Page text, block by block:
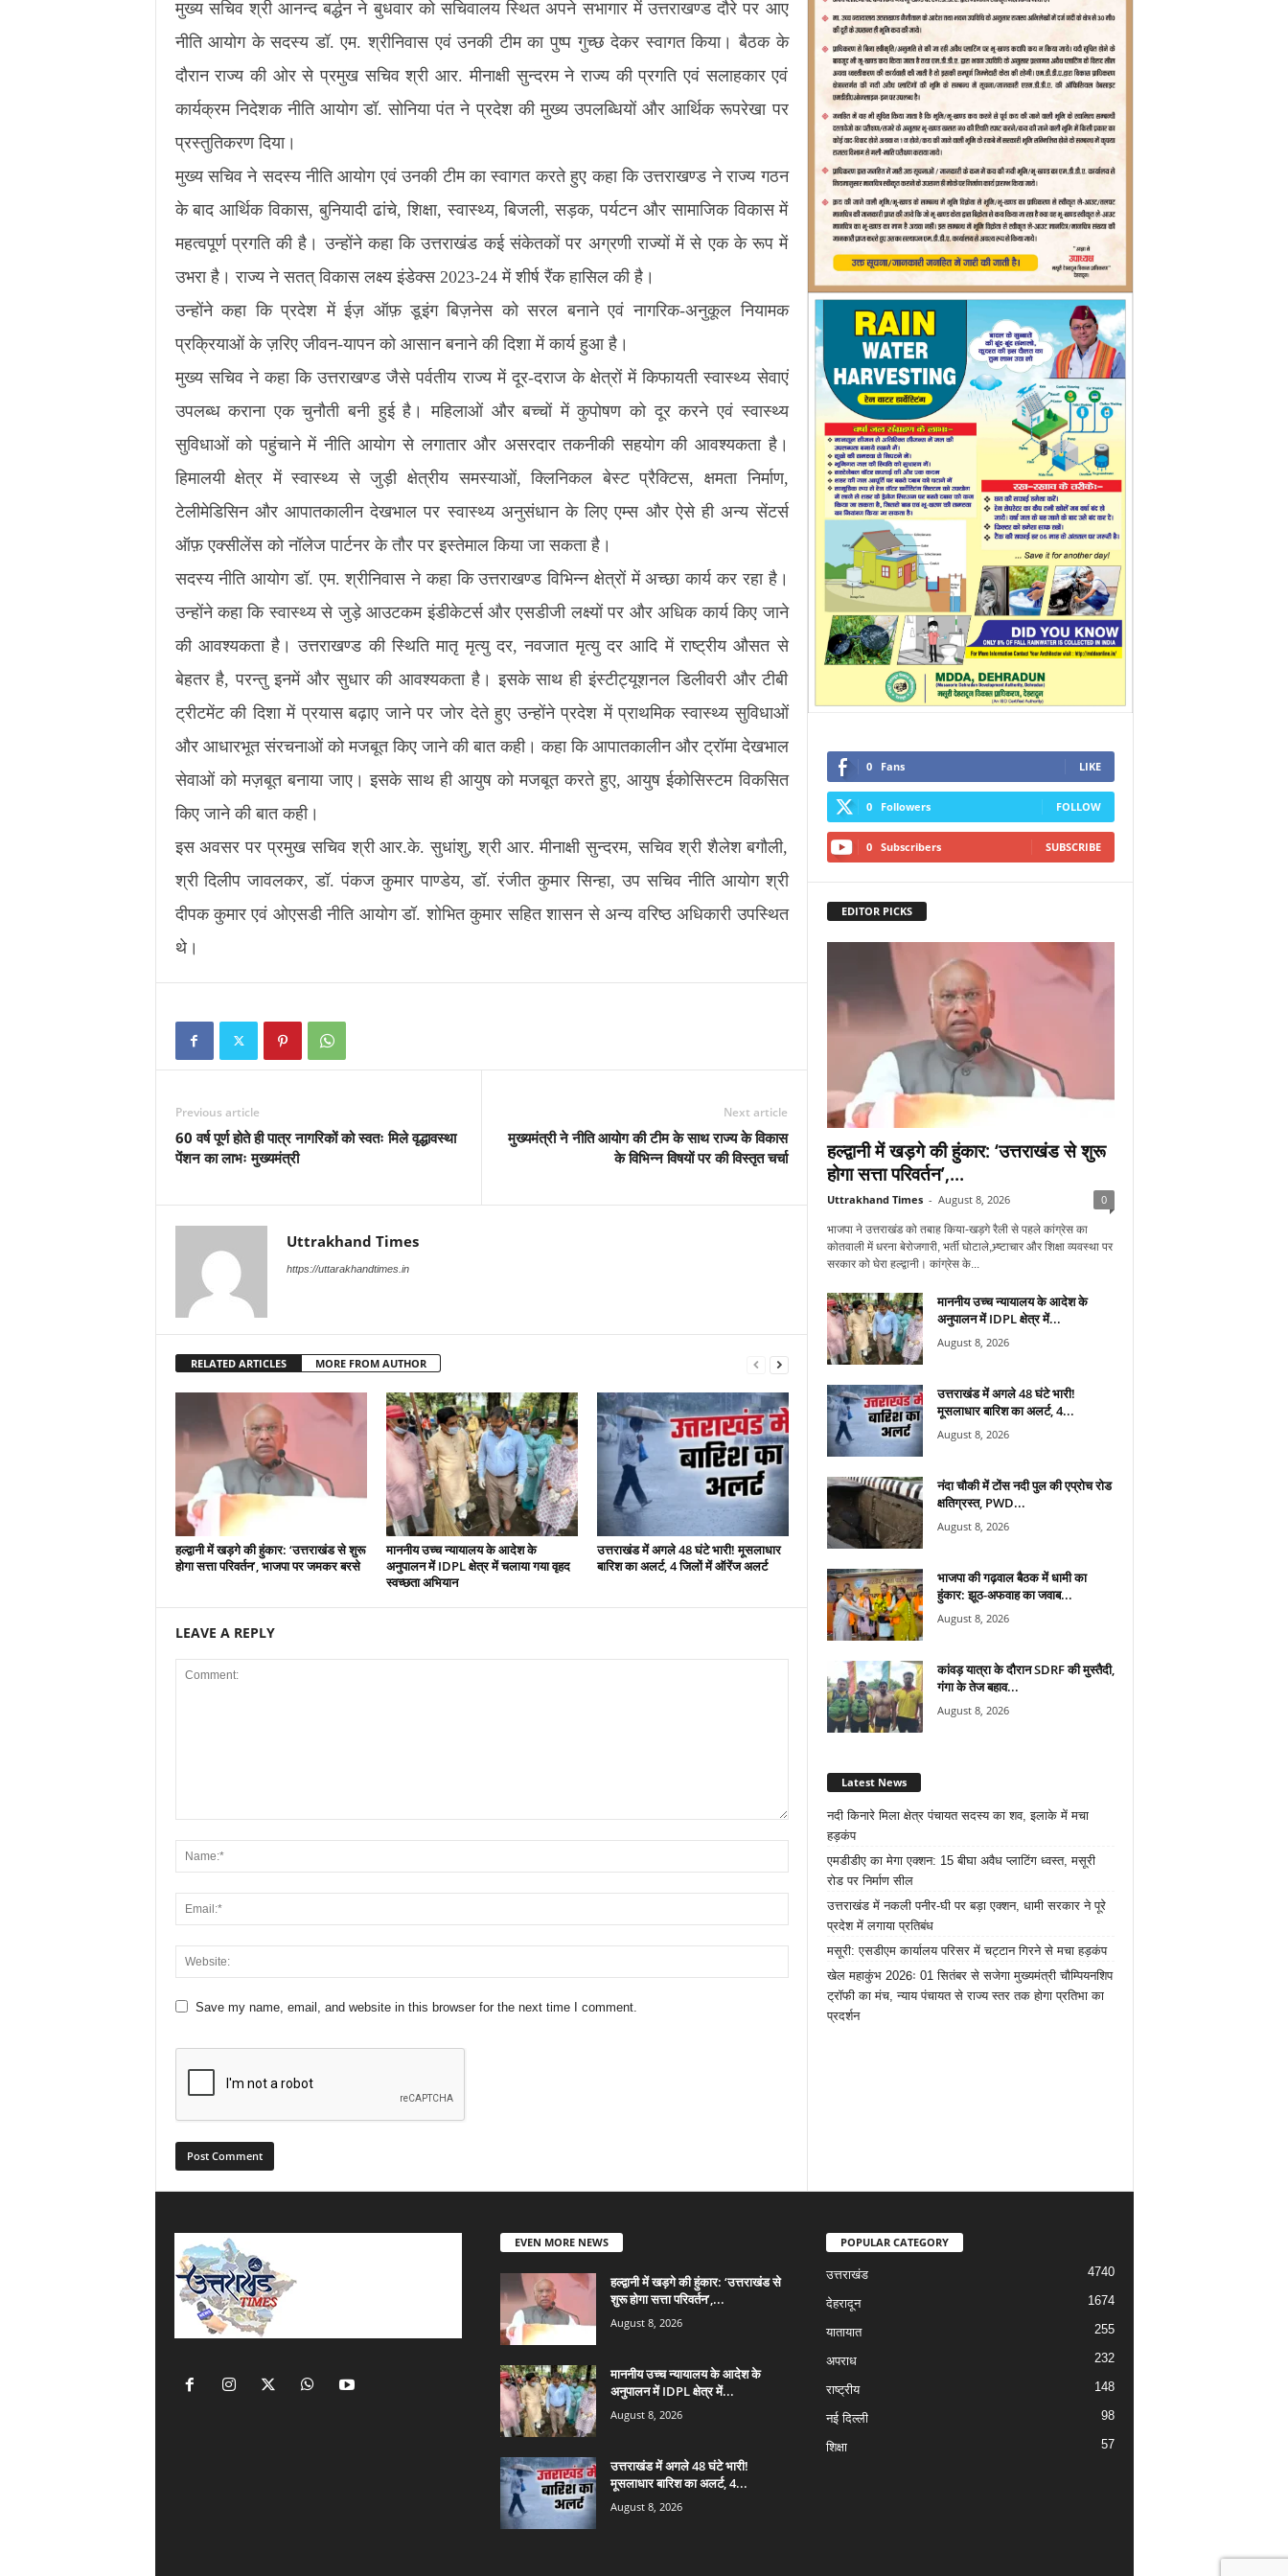
मुख्य सचिव श्री आनन्द बर्द्धन ने बुधवार को सचिवालय स्थित अपने सभागार में उत्तराखण्ड दौरे पर आए
नीति आयोग के सदस्य डॉ. एम. श्रीनिवास एवं उनकी टीम का पुष्प गुच्छ देकर स्वागत किया। बैठक के
दौरान राज्य की ओर से प्रमुख सचिव श्री आर. मीनाक्षी सुन्दरम ने राज्य की प्रगति एवं सलाहकार एवं
कार्यक्रम निदेशक नीति आयोग डॉ. सोनिया पंत ने प्रदेश की मुख्य उपलब्धियों और आर्थिक रूपरेखा पर
प्रस्तुतिकरण दिया।
मुख्य सचिव ने सदस्य नीति आयोग एवं उनकी टीम का स्वागत करते हुए कहा कि उत्तराखण्ड ने राज्य गठन
के बाद आर्थिक विकास, बुनियादी ढांचे, शिक्षा, स्वास्थ्य, बिजली, सड़क, पर्यटन और सामाजिक विकास में
महत्वपूर्ण प्रगति की है। उन्होंने कहा कि उत्तराखंड कई संकेतकों पर अग्रणी राज्यों में से एक के रूप में
उभरा है। राज्य ने सतत् विकास लक्ष्य इंडेक्स 2023-24 में शीर्ष रैंक हासिल की है।
उन्होंने कहा कि प्रदेश में ईज़ ऑफ़ डूइंग बिज़नेस को सरल बनाने एवं नागरिक-अनुकूल नियामक
प्रक्रियाओं के ज़रिए जीवन-यापन को आसान बनाने की दिशा में कार्य हुआ है।
मुख्य सचिव ने कहा कि उत्तराखण्ड जैसे पर्वतीय राज्य में दूर-दराज के क्षेत्रों में किफायती स्वास्थ्य सेवाएं
उपलब्ध कराना एक चुनौती बनी हुई है। महिलाओं और बच्चों में कुपोषण को दूर करने एवं स्वास्थ्य
सुविधाओं को पहुंचाने में नीति आयोग से लगातार और असरदार तकनीकी सहयोग की आवश्यकता है।
हिमालयी क्षेत्र में स्वास्थ्य से जुड़ी क्षेत्रीय समस्याओं, क्लिनिकल बेस्ट प्रैक्टिस, क्षमता निर्माण,
टेलीमेडिसिन और आपातकालीन देखभाल पर स्वास्थ्य अनुसंधान के लिए एम्स और ऐसे ही अन्य सेंटर्स
ऑफ़ एक्सीलेंस को नॉलेज पार्टनर के तौर पर इस्तेमाल किया जा सकता है।
सदस्य नीति आयोग डॉ. एम. श्रीनिवास ने कहा कि उत्तराखण्ड विभिन्न क्षेत्रों में अच्छा कार्य कर रहा है।
उन्होंने कहा कि स्वास्थ्य से जुड़े आउटकम इंडीकेटर्स और एसडीजी लक्ष्यों पर और अधिक कार्य किए जाने
की आवश्यकता है। उत्तराखण्ड की स्थिति मातृ मृत्यु दर, नवजात मृत्यु दर आदि में राष्ट्रीय औसत से
बेहतर है, परन्तु इनमें और सुधार की आवश्यकता है। इसके साथ ही इंस्टीट्यूशनल डिलीवरी और टीबी
ट्रीटमेंट की दिशा में प्रयास बढ़ाए जाने पर जोर देते हुए उन्होंने प्रदेश में प्राथमिक स्वास्थ्य सुविधाओं
और आधारभूत संरचनाओं को मजबूत किए जाने की बात कही। कहा कि आपातकालीन और ट्रॉमा देखभाल
सेवाओं को मज़बूत बनाया जाए। इसके साथ ही आयुष को मजबूत करते हुए, आयुष ईकोसिस्टम विकसित
किए जाने की बात कही।
इस अवसर पर प्रमुख सचिव श्री आर.के. सुधांशु, श्री आर. मीनाक्षी सुन्दरम, सचिव श्री शैलेश बगौली,
श्री दिलीप जावलकर, डॉ. पंकज कुमार पाण्डेय, डॉ. रंजीत कुमार सिन्हा, उप सचिव नीति आयोग श्री
दीपक कुमार एवं ओएसडी नीति आयोग डॉ. शोभित कुमार सहित शासन से अन्य वरिष्ठ अधिकारी उपस्थित
थे।
Previous article
60 वर्ष पूर्ण होते ही पात्र नागरिकों को स्वतः मिले वृद्धावस्था
पेंशन का लाभः मुख्यमंत्री
Next article
मुख्यमंत्री ने नीति आयोग की टीम के साथ राज्य के विकास
के विभिन्न विषयों पर की विस्तृत चर्चा
Uttrakhand Times
https://uttarakhandtimes.in
RELATED ARTICLES MORE FROM AUTHOR
हल्द्वानी में खड़गे की हुंकार: ‘उत्तराखंड से शुरू
होगा सत्ता परिवर्तन’, भाजपा पर जमकर बरसे
माननीय उच्च न्यायालय के आदेश के
अनुपालन में IDPL क्षेत्र में चलाया गया वृहद
स्वच्छता अभियान
उत्तराखंड में अगले 48 घंटे भारी! मूसलाधार
बारिश का अलर्ट, 4 जिलों में ऑरेंज अलर्ट
LEAVE A REPLY
Save my name, email, and website in this browser for the next time I comment.
0 Fans LIKE
0 Followers FOLLOW
0 Subscribers SUBSCRIBE
EDITOR PICKS
हल्द्वानी में खड़गे की हुंकार: ‘उत्तराखंड से शुरू
होगा सत्ता परिवर्तन’,...
Uttrakhand Times - August 8, 2026 0
भाजपा ने उत्तराखंड को तबाह किया-खड़गे रैली से पहले कांग्रेस का
कोतवाली में धरना बेरोजगारी, भर्ती घोटाले,भ्र्ष्टाचार और शिक्षा व्यवस्था पर
सरकार को घेरा हल्द्वानी। कांग्रेस के...
माननीय उच्च न्यायालय के आदेश के
अनुपालन में IDPL क्षेत्र में...
August 8, 2026
उत्तराखंड में अगले 48 घंटे भारी!
मूसलाधार बारिश का अलर्ट, 4...
August 8, 2026
नंदा चौकी में टोंस नदी पुल की एप्रोच रोड
क्षतिग्रस्त, PWD...
August 8, 2026
भाजपा की गढ़वाल बैठक में धामी का
हुंकार: झूठ-अफवाह का जवाब...
August 8, 2026
कांवड़ यात्रा के दौरान SDRF की मुस्तैदी,
गंगा के तेज बहाव...
August 8, 2026
Latest News
नदी किनारे मिला क्षेत्र पंचायत सदस्य का शव, इलाके में मचा
हड़कंप
एमडीडीए का मेगा एक्शन: 15 बीघा अवैध प्लाटिंग ध्वस्त, मसूरी
रोड पर निर्माण सील
उत्तराखंड में नकली पनीर-घी पर बड़ा एक्शन, धामी सरकार ने पूरे
प्रदेश में लगाया प्रतिबंध
मसूरी: एसडीएम कार्यालय परिसर में चट्टान गिरने से मचा हड़कंप
खेल महाकुंभ 2026ः 01 सितंबर से सजेगा मुख्यमंत्री चौम्पियनशिप
ट्रॉफी का मंच, न्याय पंचायत से राज्य स्तर तक होगा प्रतिभा का
प्रदर्शन
EVEN MORE NEWS
हल्द्वानी में खड़गे की हुंकार: ‘उत्तराखंड से
शुरू होगा सत्ता परिवर्तन’,...
August 8, 2026
माननीय उच्च न्यायालय के आदेश के
अनुपालन में IDPL क्षेत्र में...
August 8, 2026
उत्तराखंड में अगले 48 घंटे भारी!
मूसलाधार बारिश का अलर्ट, 4...
August 8, 2026
POPULAR CATEGORY
उत्तराखंड 4740
देहरादून 1674
यातायात 255
अपराध 232
राष्ट्रीय 148
नई दिल्ली 98
शिक्षा 57